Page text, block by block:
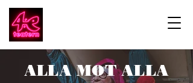
ALLA MOT ALLA